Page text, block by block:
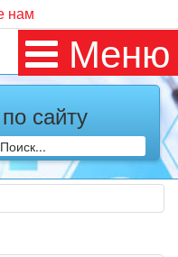
нам
Меню
сайту